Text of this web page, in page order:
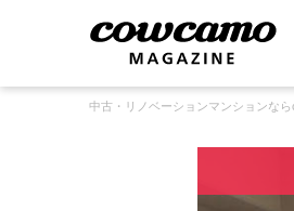
中古・リノベーションマンションな